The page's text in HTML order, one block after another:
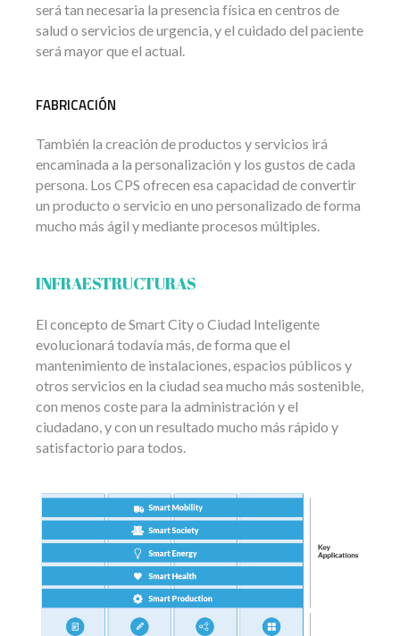
será tan necesaria la presencia física en centros de
salud o servicios de urgencia, y el cuidado del paciente
será mayor que el actual.
FABRICACIÓN
También la creación de productos y servicios irá
encaminada a la personalización y los gustos de cada
persona. Los CPS ofrecen esa capacidad de convertir
un producto o servicio en uno personalizado de forma
mucho más ágil y mediante procesos múltiples.
INFRAESTRUCTURAS
El concepto de Smart City o Ciudad Inteligente
evolucionará todavía más, de forma que el
mantenimiento de instalaciones, espacios públicos y
otros servicios en la ciudad sea mucho más sostenible,
con menos coste para la administración y el
ciudadano, y con un resultado mucho más rápido y
satisfactorio para todos.